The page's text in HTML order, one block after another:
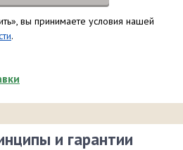
вы принимаете условия нашей
.
и гарантии